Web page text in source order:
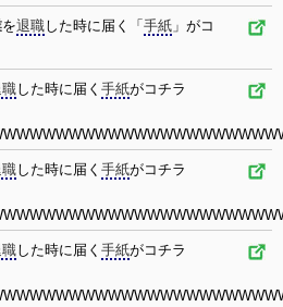
を退職した時に届く「 手紙 」がコ
した時に届く 手紙がコチラ
した時に届く 手紙がコチラ
した時に届く 手紙がコチラ